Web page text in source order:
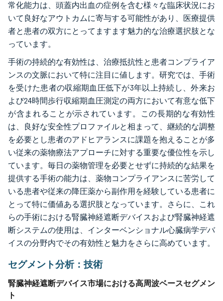
常化能力は、頭蓋内出血の症例を含む様々な臨床状況にお
いて良好なアウトカムに寄与する可能性があり、医療提供
者と患者の双方にとってますます魅力的な治療選択肢とな
っています。
手術の持続的な有効性は、治療抵抗性と患者コンプライア
ンスの文脈において特に注目に値します。研究では、手術
を受けた患者の収縮期血圧低下が3年以上持続し、外来お
よび24時間歩行収縮期血圧測定の両方において有意な低下
が含まれることが示されています。この長期的な有効性
は、良好な安全性プロファイルと相まって、継続的な調整
を必要とし患者のアドヒアランスに課題を抱えることが多
い従来の薬物療法アプローチに対する重要な優位性を示し
ています。毎日の薬物管理を必要とせずに持続的な結果を
提供する手術の能力は、薬物コンプライアンスに苦労して
いる患者や従来の降圧薬から副作用を経験している患者に
とって特に価値ある選択肢となっています。さらに、これ
らの手術における腎臓神経遮断デバイスおよび腎臓神経遮
断システムの使用は、インターベンショナル心臓病学デバ
イスの分野内でその有効性と魅力をさらに高めています。
セグメント分析：技術
腎臓神経遮断デバイス市場における高周波ベースセグメン
ト